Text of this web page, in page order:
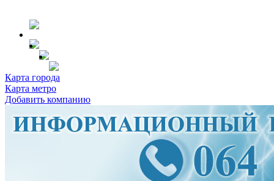
Карта города
Карта метро
Добавить компанию